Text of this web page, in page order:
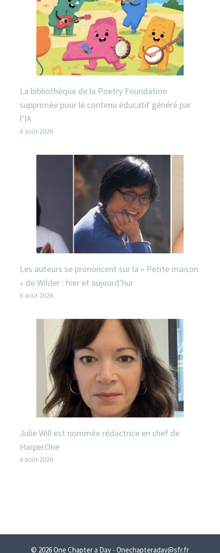
La bibliothèque de la Poetry Foundation
supprimée pour le contenu éducatif généré par
l’IA
6 août 2026
Les auteurs se prononcent sur la « Petite maison
» de Wilder : hier et aujourd’hui
6 août 2026
Julie Will est nommée rédactrice en chef de
HarperOne
6 août 2026
© 2026 One Chapter a Day - Onechapteraday@sfr.fr